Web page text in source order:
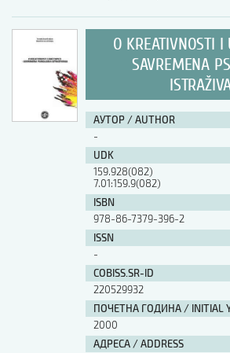
O KREATIVNOSTI
SAVREMENA
АУТОР / AUTHOR
-
UDK
159.928(082)
7.01:159.9(082)
ISBN
978-86-7379-396-2
ISSN
-
COBISS.SR-ID
220529932
ПОЧЕТНА ГОДИНА / INITIAL
2000
АДРЕСА / ADDRESS